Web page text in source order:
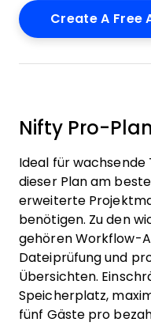
Nifty Pro-Plan
Ideal für wachsende
dieser Plan am
erweiterte
benötigen. Zu den
gehören Workflow-
Dateiprüfung und
Übersichten.
Speicherplatz,
fünf Gäste pro